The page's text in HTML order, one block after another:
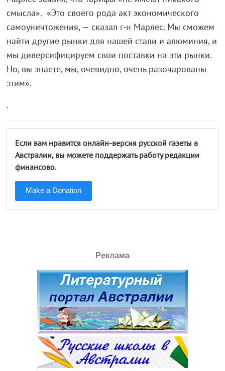
смысла». «Это своего рода акт экономического
самоуничтожения, — сказал г-н Марлес. Мы сможем
найти другие рынки для нашей стали и алюминия, и
мы диверсифицируем свои поставки на эти рынки.
Но, вы знаете, мы, очевидно, очень разочарованы
этим».
.
Если вам нравится онлайн-версия русской газеты в
Австралии, вы можете поддержать работу редакции
финансово.
Make a Donation
Реклама